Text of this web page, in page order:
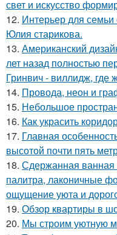
свет и искусство
12. Интерьер для семьи
Юлия старикова.
13. Американский
лет назад полностью
Гринвич - виллидж, где
14. Провода, неон и
15. Небольшое
16. Как украсить
17. Главная
высотой почти пять
18. Сдержанная ванная
палитра, лаконичные
ощущение уюта и
19. Обзор квартиры в
20. Мы строим уютную